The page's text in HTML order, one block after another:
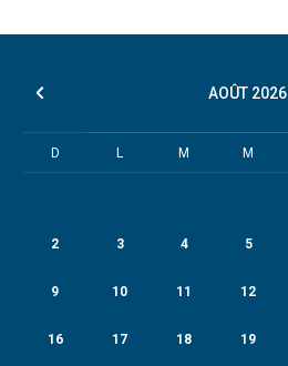
AOÛT 2026
D L M M
2 3 4 5
9 10 11 12
16 17 18 19